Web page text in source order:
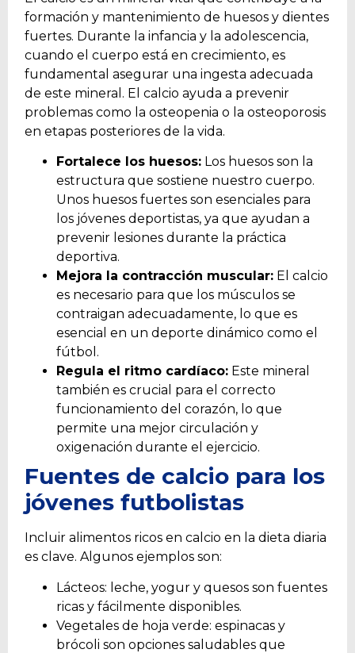
formación y mantenimiento de huesos y dientes
fuertes. Durante la infancia y la adolescencia,
cuando el cuerpo está en crecimiento, es
fundamental asegurar una ingesta adecuada
de este mineral. El calcio ayuda a prevenir
problemas como la osteopenia o la osteoporosis
en etapas posteriores de la vida.
Fortalece los huesos: Los huesos son la
estructura que sostiene nuestro cuerpo.
Unos huesos fuertes son esenciales para
los jóvenes deportistas, ya que ayudan a
prevenir lesiones durante la práctica
deportiva.
Mejora la contracción muscular: El calcio
es necesario para que los músculos se
contraigan adecuadamente, lo que es
esencial en un deporte dinámico como el
fútbol.
Regula el ritmo cardíaco: Este mineral
también es crucial para el correcto
funcionamiento del corazón, lo que
permite una mejor circulación y
oxigenación durante el ejercicio.
Fuentes de calcio para los
jóvenes futbolistas
Incluir alimentos ricos en calcio en la dieta diaria
es clave. Algunos ejemplos son:
Lácteos: leche, yogur y quesos son fuentes
ricas y fácilmente disponibles.
Vegetales de hoja verde: espinacas y
brócoli son opciones saludables que